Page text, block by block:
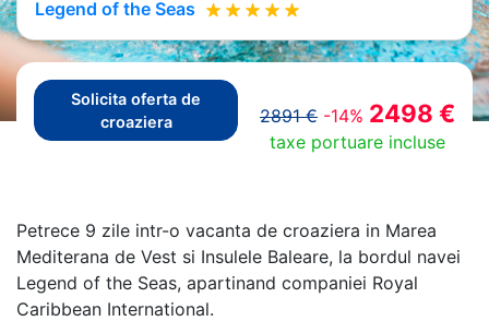
Legend of the Seas
Solicita oferta de
croaziera
2891 € -14% 2498 €
taxe portuare incluse
Petrece 9 zile intr-o vacanta de croaziera in Marea
Mediterana de Vest si Insulele Baleare, la bordul navei
Legend of the Seas, apartinand companiei Royal
Caribbean International.